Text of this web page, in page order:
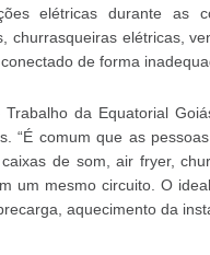
elétricas durante as
churrasqueiras elétricas,
de forma
da Equatorial
“É comum que as
de som, air fryer,
um mesmo circuito. O
aquecimento da